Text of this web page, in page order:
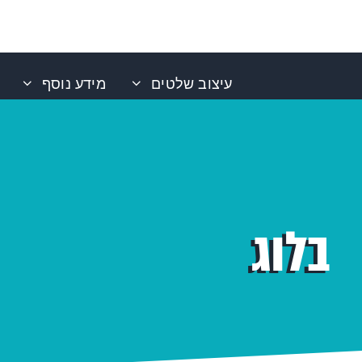
עיצוב שלטים מידע נוסף
בלוג